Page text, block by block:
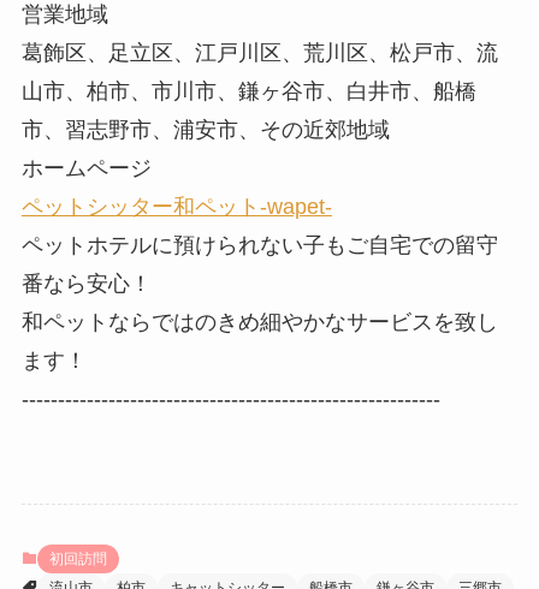
営業地域
葛飾区、足立区、江戸川区、荒川区、松戸市、流
山市、柏市、市川市、鎌ヶ谷市、白井市、船橋
市、習志野市、浦安市、その近郊地域
ホームページ
ペットシッター和ペット-wapet-
ペットホテルに預けられない子もご自宅での留守
番なら安心！
和ペットならではのきめ細やかなサービスを致し
ます！
----------------------------------------------------------
初回訪問